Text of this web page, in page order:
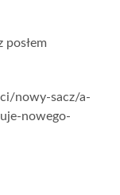
nowy-sacz/a-
nowego-